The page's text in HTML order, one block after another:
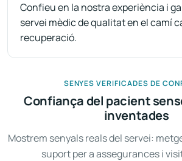
Confieu en la nostra experiència i
servei mèdic de qualitat en el camí
recuperació.
SENYES VERIFICADES DE
Confiança del pacient
inventades
Mostrem senyals reals del servei:
suport per a assegurances i